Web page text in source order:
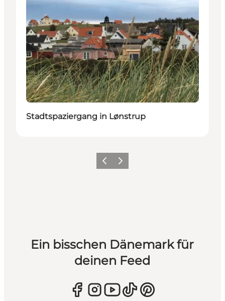
Stadtspaziergang in Lønstrup
ZurückWeiter
Ein bisschen Dänemark für
deinen Feed